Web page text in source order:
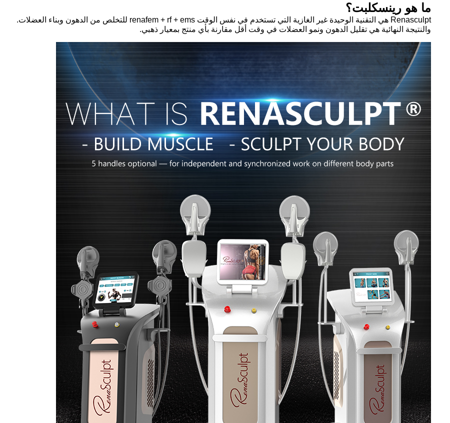
ما هو رينسكلبت؟
Renasculpt هي التقنية الوحيدة غير الغازية التي تستخدم في نفس الوقت renafem + rf + ems للتخلص من الدهون وبناء العضلات.
والنتيجة النهائية هي تقليل الدهون ونمو العضلات في وقت أقل مقارنة بأي منتج بمعيار ذهبي.